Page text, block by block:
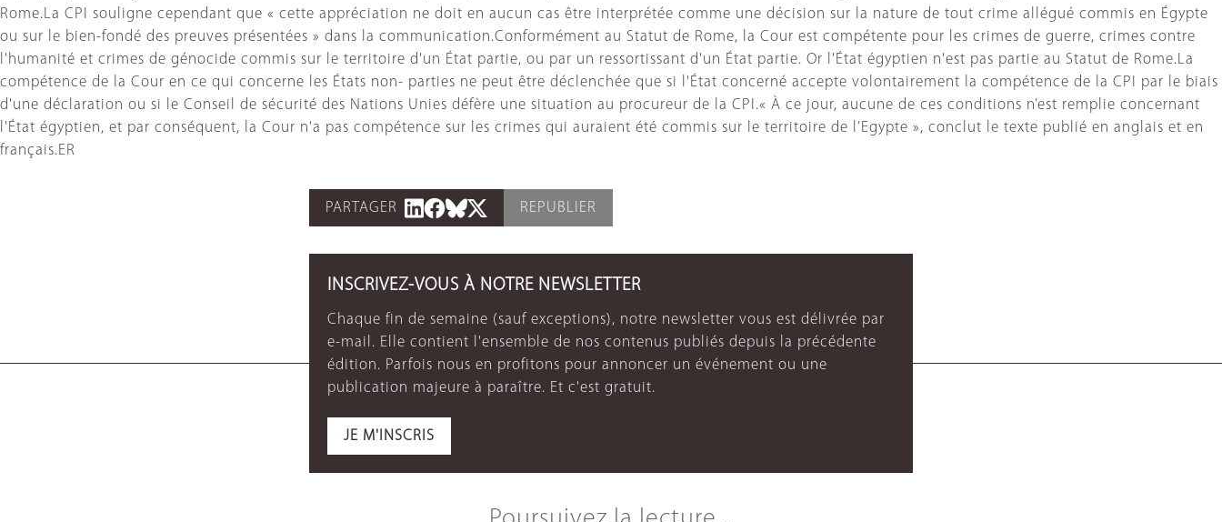
Rome.La CPI souligne cependant que « cette appréciation ne doit en aucun cas être interprétée comme une décision sur la nature de tout crime allégué commis en Égypte
ou sur le bien-fondé des preuves présentées » dans la communication.Conformément au Statut de Rome, la Cour est compétente pour les crimes de guerre, crimes contre
l'humanité et crimes de génocide commis sur le territoire d'un État partie, ou par un ressortissant d'un État partie. Or l'État égyptien n'est pas partie au Statut de Rome.La
compétence de la Cour en ce qui concerne les États non- parties ne peut être déclenchée que si l'État concerné accepte volontairement la compétence de la CPI par le biais
d'une déclaration ou si le Conseil de sécurité des Nations Unies défère une situation au procureur de la CPI.« À ce jour, aucune de ces conditions n’est remplie concernant
l'État égyptien, et par conséquent, la Cour n'a pas compétence sur les crimes qui auraient été commis sur le territoire de l’Egypte », conclut le texte publié en anglais et en
français.ER
PARTAGER REPUBLIER
INSCRIVEZ-VOUS À NOTRE NEWSLETTER
Chaque fin de semaine (sauf exceptions), notre newsletter vous est délivrée par
e-mail. Elle contient l'ensemble de nos contenus publiés depuis la précédente
édition. Parfois nous en profitons pour annoncer un événement ou une
publication majeure à paraître. Et c'est gratuit.
JE M'INSCRIS